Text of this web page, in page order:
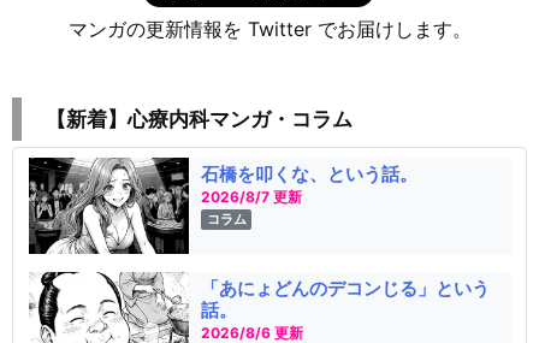
マンガの更新情報を Twitter でお届けします。
【新着】心療内科マンガ・コラム
石橋を叩くな、という話。
2026/8/7 更新
コラム
「あにょどんのデコンじる」という
話。
2026/8/6 更新